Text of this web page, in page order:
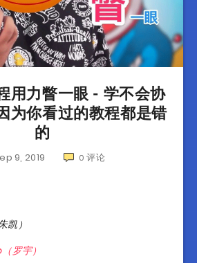
用力瞥一眼 - 学不会协
为你看过的教程都是错
的
9, 2019 0 评论
凯）
罗宇）